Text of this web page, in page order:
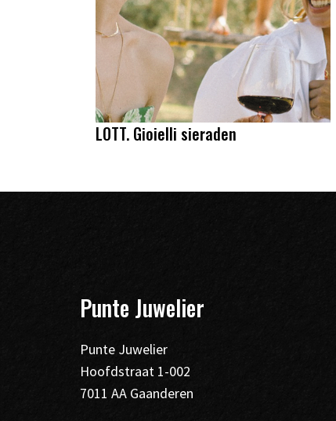
LOTT. Gioielli sieraden
Punte Juwelier
Punte Juwelier
Hoofdstraat 1-002
7011 AA Gaanderen